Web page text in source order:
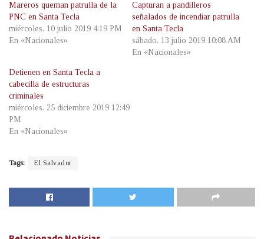
Mareros queman patrulla de la
PNC en Santa Tecla
miércoles, 10 julio 2019 4:19 PM
En «Nacionales»
Capturan a pandilleros
señalados de incendiar patrulla
en Santa Tecla
sábado, 13 julio 2019 10:08 AM
En «Nacionales»
Detienen en Santa Tecla a
cabecilla de estructuras
criminales
miércoles, 25 diciembre 2019 12:49
PM
En «Nacionales»
Tags: El Salvador